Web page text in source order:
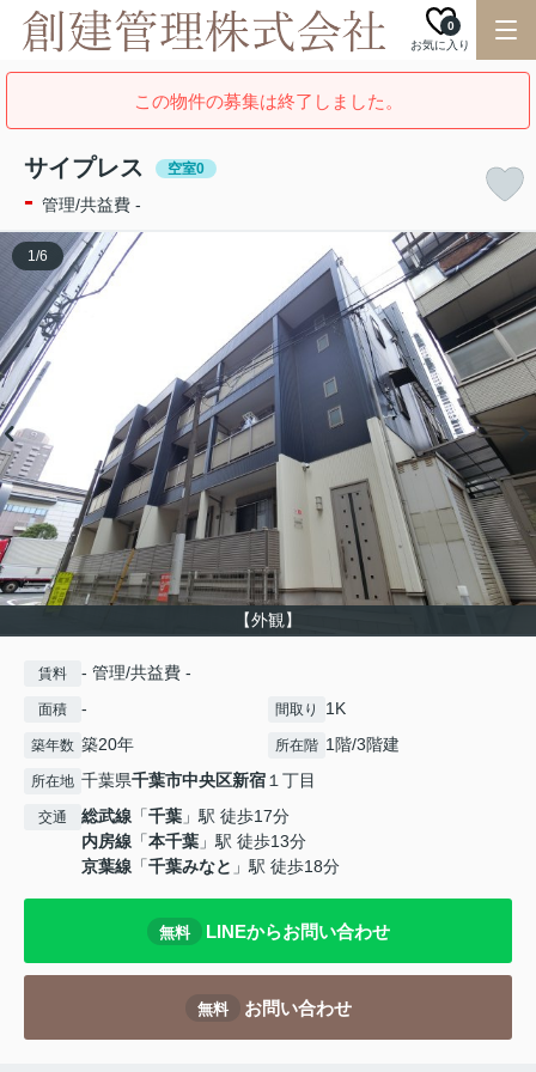
お気に入り
0
この物件の募集は終了しました。
サイプレス 空室0
- 管理/共益費 -
【外観】
1/6
賃料 - 管理/共益費 -
面積 - 間取り 1K
築年数 築20年 所在階 1階/3階建
所在地 千葉県千葉市中央区新宿１丁目
交通 総武線 「千葉 」駅 徒歩17分
内房線 「本千葉 」駅 徒歩13分
京葉線 「千葉みなと 」駅 徒歩18分
無料 LINEからお問い合わせ
無料 お問い合わせ